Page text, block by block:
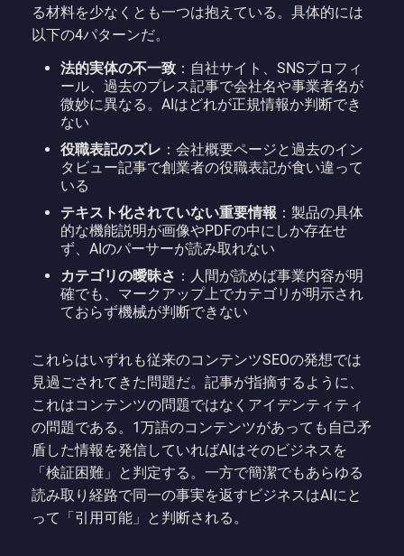
る材料を少なくとも一つは抱えている。具体的には
以下の4パターンだ。
法的実体の不一致 ：自社サイト、SNSプロフィ
ール、過去のプレス記事で会社名や事業者名が
微妙に異なる。AIはどれが正規情報か判断でき
ない
役職表記のズレ ：会社概要ページと過去のイン
タビュー記事で創業者の役職表記が食い違って
いる
テキスト化されていない重要情報 ：製品の具体
的な機能説明が画像やPDFの中にしか存在せ
ず、AIのパーサーが読み取れない
カテゴリの曖昧さ ：人間が読めば事業内容が明
確でも、マークアップ上でカテゴリが明示され
ておらず機械が判断できない
これらはいずれも従来のコンテンツSEOの発想では
見過ごされてきた問題だ。記事が指摘するように、
これはコンテンツの問題ではなくアイデンティティ
の問題である。1万語のコンテンツがあっても自己矛
盾した情報を発信していればAIはそのビジネスを
「検証困難」と判定する。一方で簡潔でもあらゆる
読み取り経路で同一の事実を返すビジネスはAIにと
って「引用可能」と判断される。